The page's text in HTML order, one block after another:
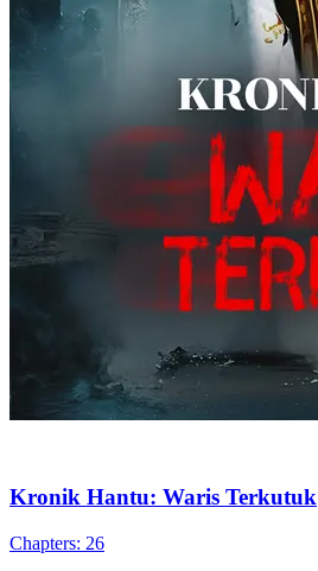
Kronik Hantu: Waris Terkutuk
Chapters: 26